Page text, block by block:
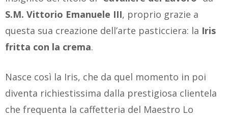
S.M. Vittorio Emanuele III, proprio grazie a
questa sua creazione dell’arte pasticciera: la Iris
fritta con la crema.
Nasce così la Iris, che da quel momento in poi
diventa richiestissima dalla prestigiosa clientela
che frequenta la caffetteria del Maestro Lo